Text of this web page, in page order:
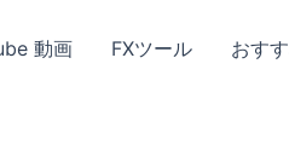
動画 FXツール おす